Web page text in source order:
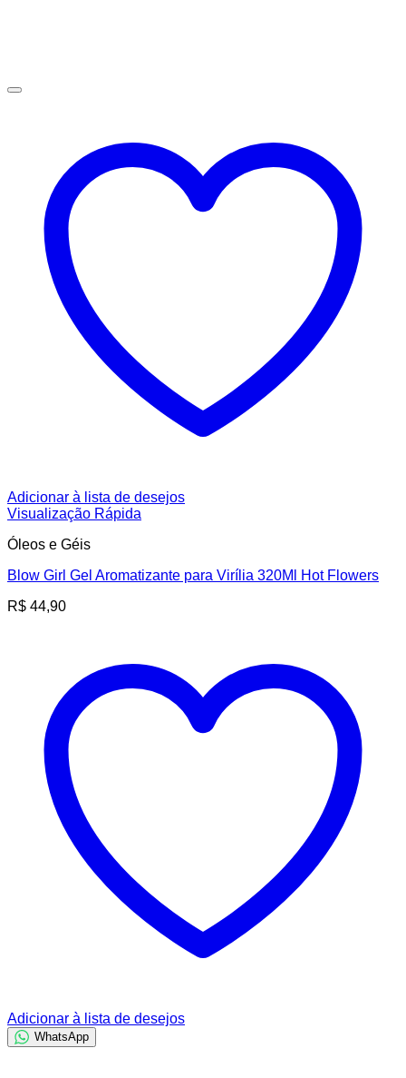
Adicionar à lista de desejos
Visualização Rápida
Óleos e Géis
Blow Girl Gel Aromatizante para Virília 320Ml Hot Flowers
R$ 44,90
Adicionar à lista de desejos
WhatsApp